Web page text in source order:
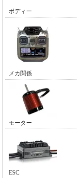
ボディー
メカ関係
モーター
ESC